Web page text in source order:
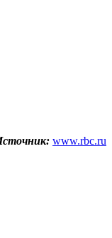
www.rbc.ru